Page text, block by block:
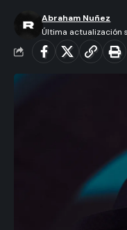
Última actualización
Abraham Nuñez